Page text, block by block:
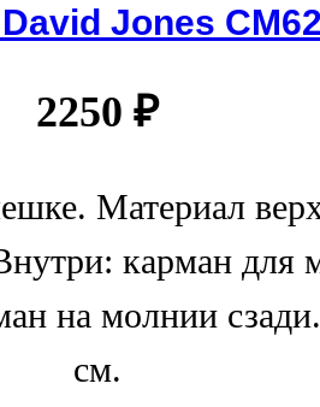
Jones
2250 ₽
Материал
карман для
на молнии
см.